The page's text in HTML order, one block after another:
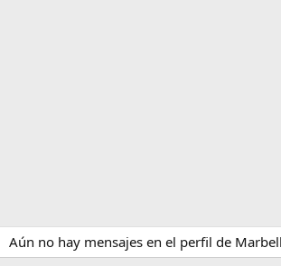
Aún no hay mensajes en el perfil de